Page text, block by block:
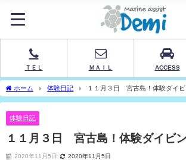
ＴＥＬ ＭＡＩＬ ACCESS
ホーム 体験日記 １１月３日 宮古島！体験ダイビ
体験日記
１１月３日 宮古島！体験ダイビン
2020年11月5日 2020年11月5日